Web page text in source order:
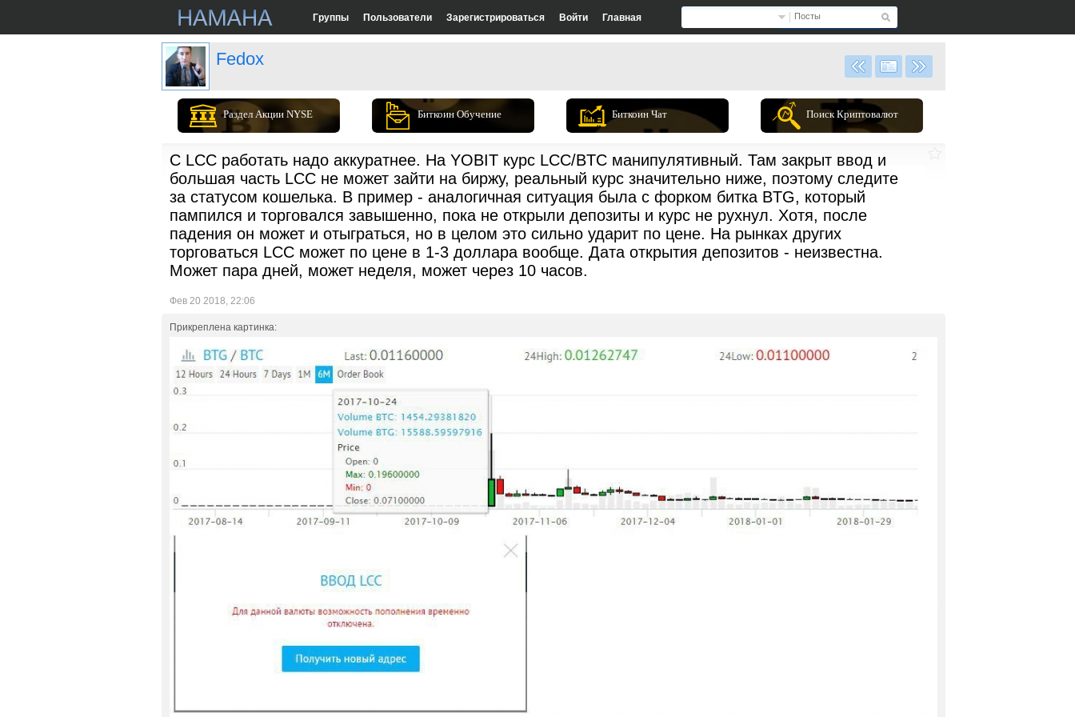
Посты
Группы Пользователи Зарегистрироваться Войти Главная
Fedox
Раздел Акции NYSE Биткоин Обучение Биткоин Чат Поиск Криптовалют
С LCC работать надо аккуратнее. На YOBIT курс LCC/BTC манипулятивный. Там закрыт ввод и
большая часть LCC не может зайти на биржу, реальный курс значительно ниже, поэтому следите
за статусом кошелька. В пример - аналогичная ситуация была с форком битка BTG, который
пампился и торговался завышенно, пока не открыли депозиты и курс не рухнул. Хотя, после
падения он может и отыграться, но в целом это сильно ударит по цене. На рынках других
торговаться LCC может по цене в 1-3 доллара вообще. Дата открытия депозитов - неизвестна.
Может пара дней, может неделя, может через 10 часов.
Фев 20 2018, 22:06
Прикреплена картинка: